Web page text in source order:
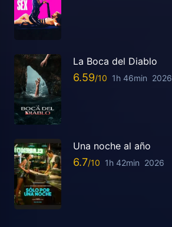
La Boca del Diablo
6.59 1h 46min 2026
Una noche al año
6.7 1h 42min 2026